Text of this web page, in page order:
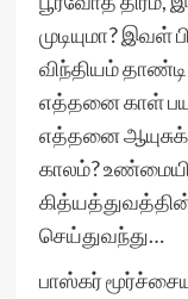
முடியுமா?
விந்தியம் தாண்டி
எத்தனை காள்
எத்தனை
காலம்?
செய்துவந்து…
பாஸ்கர்